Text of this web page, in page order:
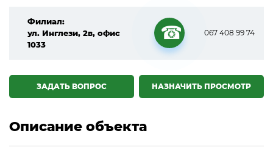
Филиал:
ул. Инглези, 2в, офис
1033
☎
067 408 99 74
НАЗНАЧИТЬ ПРОСМОТР
ЗАДАТЬ ВОПРОС
Описание объекта